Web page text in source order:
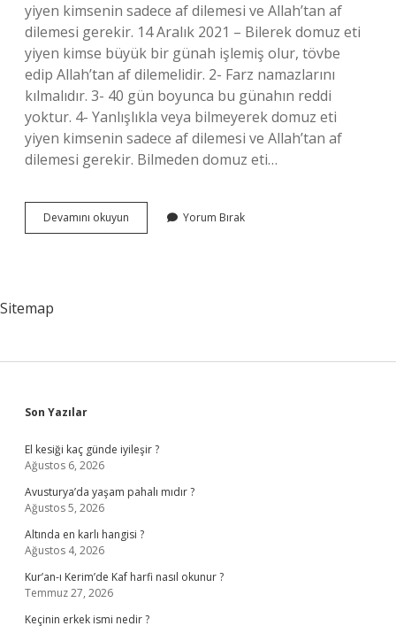
yiyen kimsenin sadece af dilemesi ve Allah’tan af
dilemesi gerekir. 14 Aralık 2021 – Bilerek domuz eti
yiyen kimse büyük bir günah işlemiş olur, tövbe
edip Allah’tan af dilemelidir. 2- Farz namazlarını
kılmalıdır. 3- 40 gün boyunca bu günahın reddi
yoktur. 4- Yanlışlıkla veya bilmeyerek domuz eti
yiyen kimsenin sadece af dilemesi ve Allah’tan af
dilemesi gerekir. Bilmeden domuz eti…
Devamını okuyun Bilmeden
Domuz
Yorum Bırak
Sitemap
Sidebar
Son Yazılar
El kesiği kaç günde iyileşir ?
Ağustos 6, 2026
Avusturya’da yaşam pahalı mıdır ?
Ağustos 5, 2026
Altında en karlı hangisi ?
Ağustos 4, 2026
Kur’an-ı Kerim’de Kaf harfi nasıl okunur ?
Temmuz 27, 2026
Keçinin erkek ismi nedir ?